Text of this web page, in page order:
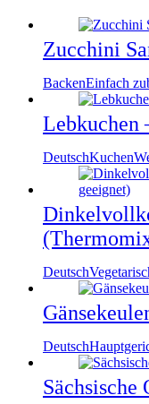
Zucchini
BackenEinfach
Lebkuchen
DeutschKuchen
Deutsch
Deutsch
Sächsische